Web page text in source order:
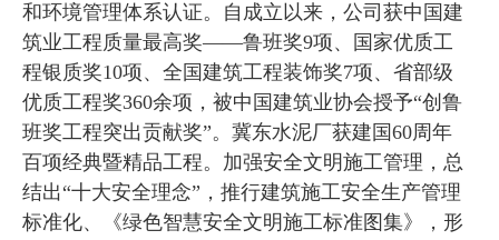
和环境管理体系认证。自成立以来，公司获中国建
筑业工程质量最高奖——鲁班奖9项、国家优质工
程银质奖10项、全国建筑工程装饰奖7项、省部级
优质工程奖360余项，被中国建筑业协会授予“创鲁
班奖工程突出贡献奖”。冀东水泥厂获建国60周年
百项经典暨精品工程。加强安全文明施工管理，总
结出“十大安全理念”，推行建筑施工安全生产管理
标准化、《绿色智慧安全文明施工标准图集》，形